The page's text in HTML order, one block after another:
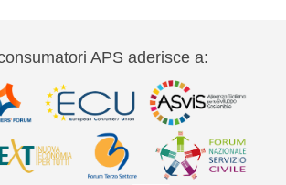
APS aderisce a: